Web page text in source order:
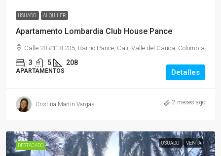
USUADO ALQUILER
Apartamento Lombardia Club House Pance
Calle 20 #118-235, Barrio Pance, Cali, Valle del Cauca, Colombia
3 5 208
APARTAMENTOS Detalles
Cristina Martin Vargas 2 meses ago
DESTACADO USUADO VENTA